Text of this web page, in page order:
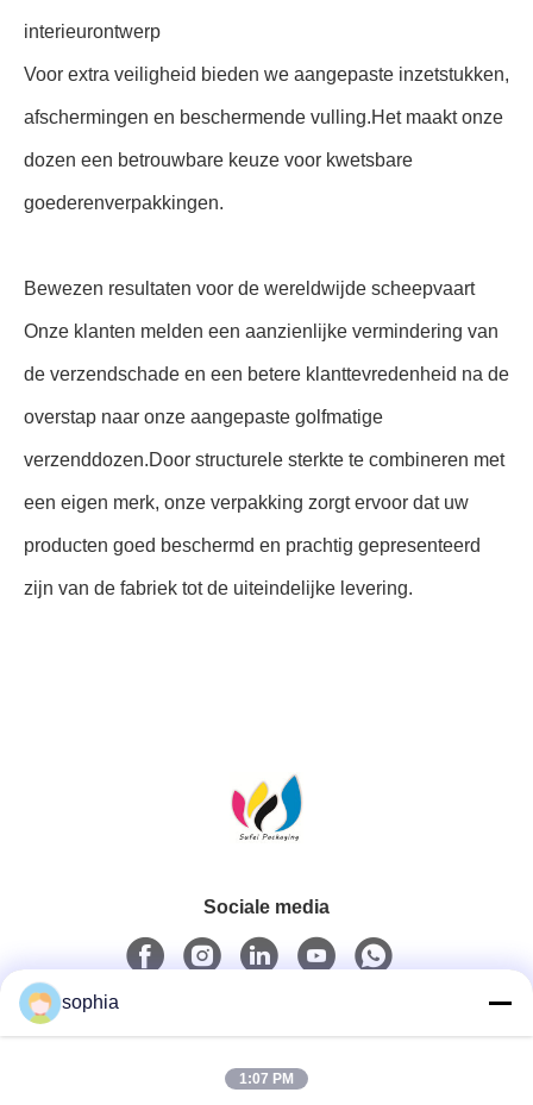
interieurontwerp
Voor extra veiligheid bieden we aangepaste inzetstukken,
afschermingen en beschermende vulling.Het maakt onze
dozen een betrouwbare keuze voor kwetsbare
goederenverpakkingen.
Bewezen resultaten voor de wereldwijde scheepvaart
Onze klanten melden een aanzienlijke vermindering van
de verzendschade en een betere klanttevredenheid na de
overstap naar onze aangepaste golfmatige
verzenddozen.Door structurele sterkte te combineren met
een eigen merk, onze verpakking zorgt ervoor dat uw
producten goed beschermd en prachtig gepresenteerd
zijn van de fabriek tot de uiteindelijke levering.
Sociale media
sophia
1:07 PM